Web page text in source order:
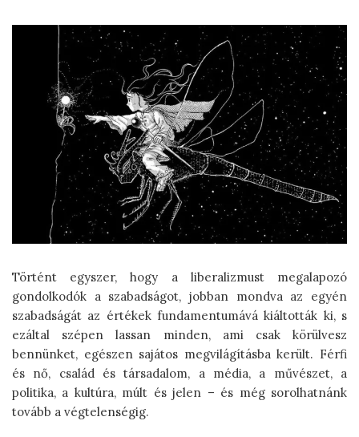
Történt egyszer, hogy a liberalizmust megalapozó
gondolkodók a szabadságot, jobban mondva az egyén
szabadságát az értékek fundamentumává kiáltották ki, s
ezáltal szépen lassan minden, ami csak körülvesz
bennünket, egészen sajátos megvilágításba került. Férfi
és nő, család és társadalom, a média, a művészet, a
politika, a kultúra, múlt és jelen – és még sorolhatnánk
tovább a végtelenségig.